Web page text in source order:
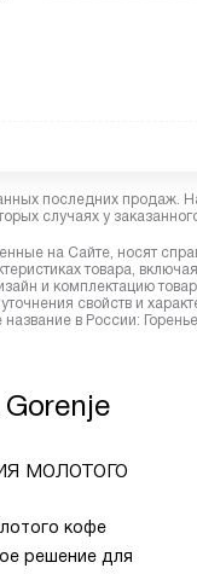
последних продаж.
случаях у
на Сайте, носят
товара,
и комплектацию
свойств и
в России:
молотого
кофе
решение для